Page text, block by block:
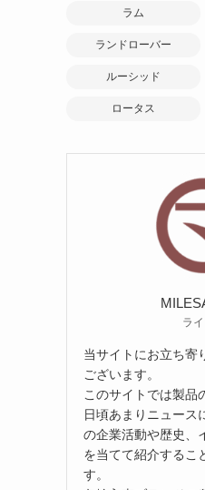
ラム
ランドローバー
ルーシッド
ロータス
ラ
当サイトにお立ち寄
ございます。
このサイトでは製品
日頃あまりニュース
の企業活動や歴史、
を当てて紹介するこ
す。